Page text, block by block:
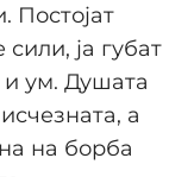
Постојат
ја губат
и ум. Душата
а
на борба